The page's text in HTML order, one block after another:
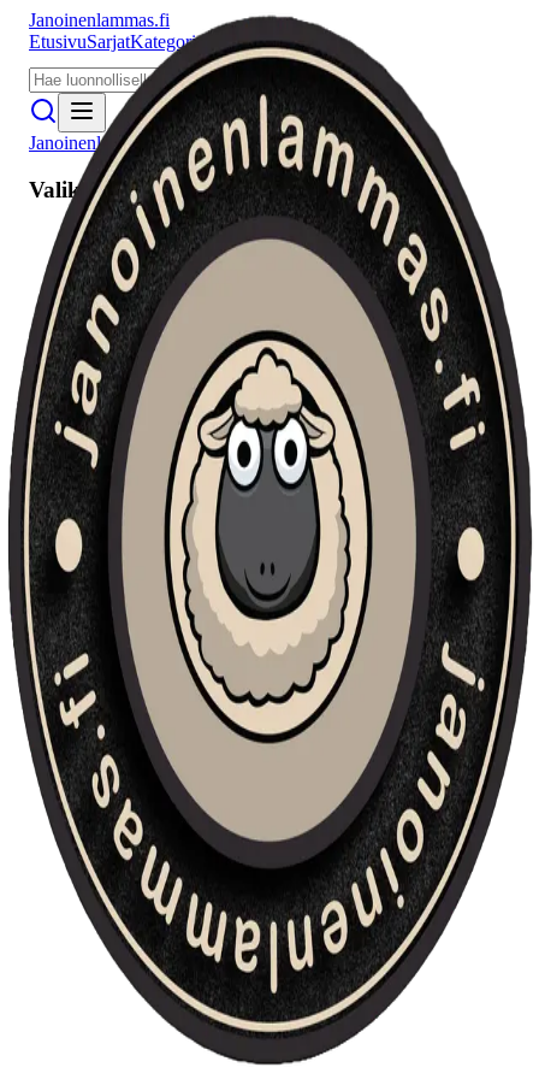
Janoinenlammas.fi
EtusivuSarjatKategoriat PuhujatMeistä
Janoinenlammas.fi
Valikko
Etusivu
Sarjat
Kategoriat
Puhujat
Haku
Tietosuojaseloste
Seuraa meitä
Facebook Instagram
YouTube
© 2026 Janoinenlammas.fi. Kaikki oikeudet pidätetään.